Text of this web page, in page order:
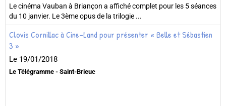
Le cinéma Vauban à Briançon a affiché complet pour les 5 séances
du 10 janvier. Le 3ème opus de la trilogie ...
Clovis Cornillac à Cine-Land pour présenter « Belle et Sébastien
3 »
Le 19/01/2018
Le Télégramme - Saint-Brieuc